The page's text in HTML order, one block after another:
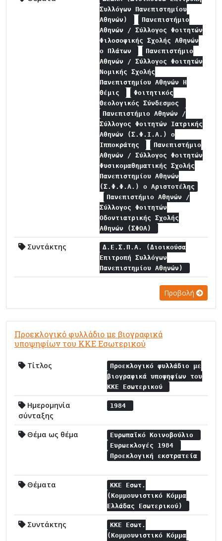
Συλλόγων Πανεπιστημίου
Αθηνών)
Πανεπιστήμιο
Αθηνών / Σύλλογος Φοιτητών
Φιλοσοφικής Σχολής Αθηνών
ο Πλάτων
Πανεπιστήμιο
Αθηνών / Σύλλογος Φοιτητών
Νομικής Σχολής
Πανεπιστημίου Αθηνών Η
Θέμις
Φοιτητικός
Θεολογικός Σύνδεσμος
Πανεπιστήμιο Αθηνών /
Σύλλογος Φοιτητών Ιατρικής
Αθηνών (Σ.Φ.Ι.Α.) ο
Ιπποκράτης
Πανεπιστήμιο
Αθηνών / Σύλλογος Φοιτητών
Φυσικομαθηματικής Σχολής
Πανεπιστημίου Αθηνών
(Σ.Φ.Φ.Α.) ο Αριστοτέλης
Πανεπιστήμιο Αθηνών /
Σύλλογος Φοιτητών
Οδοντιατρικής Σχολής
Αθηνών (ΣΦΟΑ)
Συντάκτης
Δ.Ε.Σ.Π.Α. (Διοικούσα
Επιτροπή Συλλόγων
Πανεπιστημίου Αθηνών)
Προβολή
Προεκλογικό φυλλάδιο με βιογραφικά
υποψηφίων του ΚΚΕ Εσωτερικού
Τίτλος
Προεκλογικό φυλλάδιο με
βιογραφικά υποψηφίων του
ΚΚΕ Εσωτερικού
Ημερομηνία
σύνταξης
1984
Θέμα ως θέμα
Ευρωπαϊκό Κοινοβούλιο
Ευρωεκλογές 1984
Προεκλογική εκστρατεία
Θέματα
ΚΚΕ Εσωτ.
(Κομμουνιστικό Κόμμα
Ελλάδας Εσωτερικού)
Συντάκτης
ΚΚΕ Εσωτ.
(Κομμουνιστικό Κόμμα